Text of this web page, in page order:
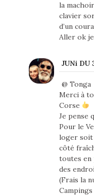
la
clavier
d’un
Aller ok
JUNi DU
@ Tonga
Merci à
Corse
Je pense
Pour le
loger soit
côté
toutes en
des
(Frais la